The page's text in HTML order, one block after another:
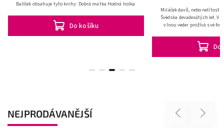
Do košíku
Balíček obsahuje tyto knihy: Dobrá matka Hodná holka
Do
Miláček davů, nebo
Švédska devadesátých let. V
vlnou veder prožívá své
NEJPRODÁVANĚJŠÍ Previous Next